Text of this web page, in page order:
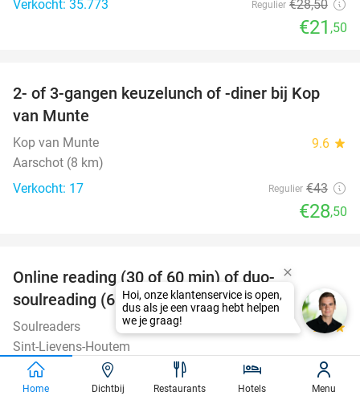
Verkocht: 35.773
Regulier €28,50
€21 ,50
34%
2- of 3-gangen keuzelunch of -diner bij Kop
van Munte
Kop van Munte 9.6 star
Aarschot (8 km)
Verkocht: 17
Regulier €43
€28,50
Online reading (30 of 60 min) of duo-
soulreading (60 min)
Soulreaders 9.5star
Sint-Lievens-Houtem
Verkocht: 533
€45
€17,90
Home Dichtbij Restaurants Hotels Menu